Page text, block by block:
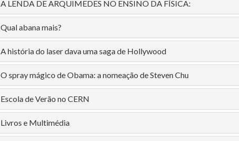
A LENDA DE ARQUIMEDES NO ENSINO DA FÍSICA:
Qual abana mais?
A história do laser dava uma saga de Hollywood
O spray mágico de Obama: a nomeação de Steven Chu
Escola de Verão no CERN
Livros e Multimédia